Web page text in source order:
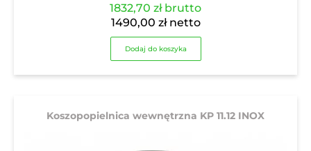
1832,70 złbrutto
1490,00 złnetto
Dodaj do koszyka
Koszopopielnica wewnętrzna KP 11.12 INOX